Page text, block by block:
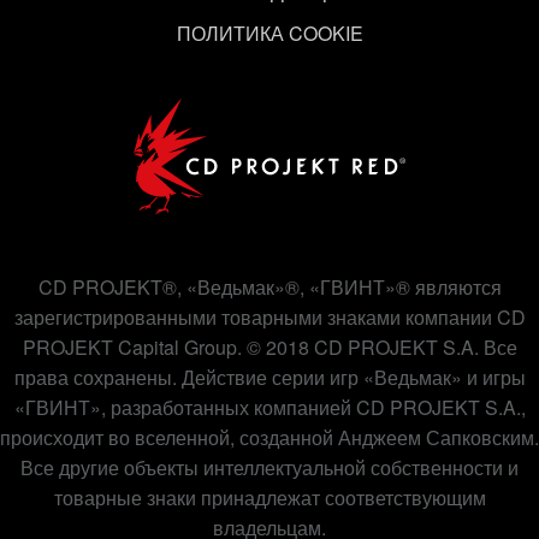
ПОЛИТИКА COOKIE
CD PROJEKT®, «Ведьмак»®, «ГВИНТ»® являются
зарегистрированными товарными знаками компании CD
PROJEKT Capital Group. © 2018 CD PROJEKT S.A. Все
права сохранены. Действие серии игр «Ведьмак» и игры
«ГВИНТ», разработанных компанией CD PROJEKT S.A.,
происходит во вселенной, созданной Анджеем Сапковским.
Все другие объекты интеллектуальной собственности и
товарные знаки принадлежат соответствующим
владельцам.